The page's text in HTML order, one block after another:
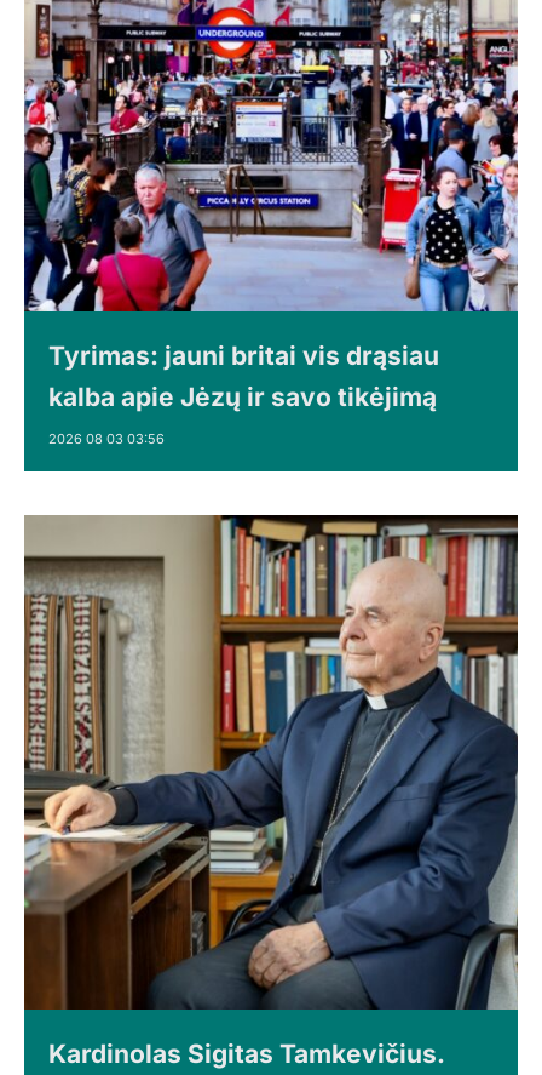
Tyrimas: jauni britai vis drąsiau
kalba apie Jėzų ir savo tikėjimą
2026 08 03 03:56
Kardinolas Sigitas Tamkevičius.